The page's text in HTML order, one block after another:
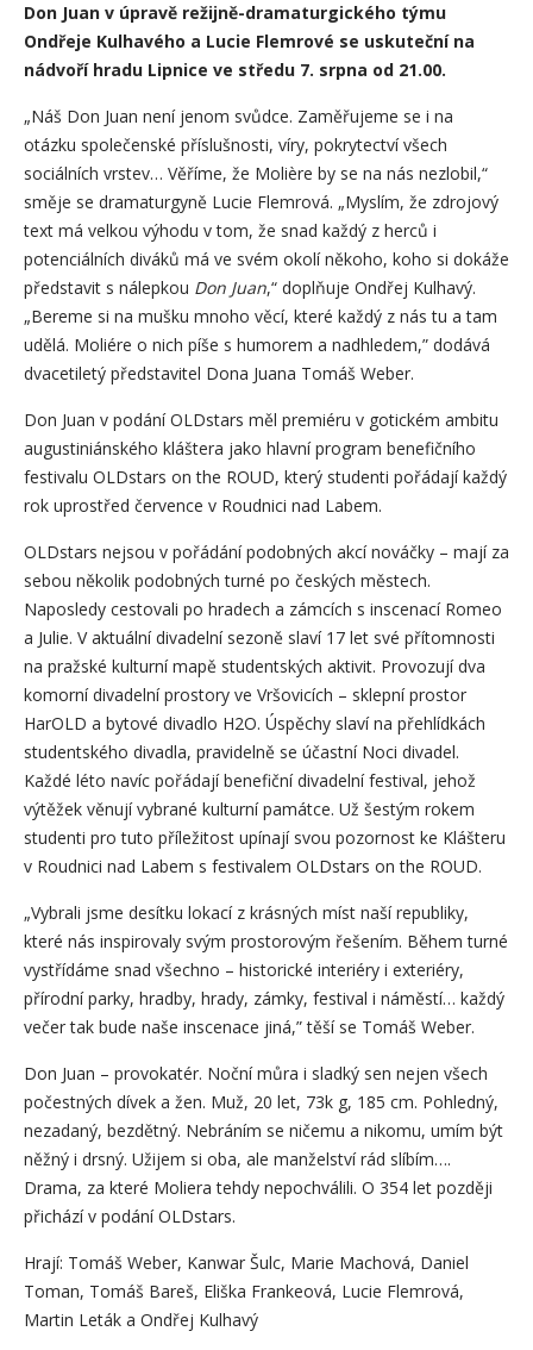
Don Juan v úpravě režijně-dramaturgického týmu
Ondřeje Kulhavého a Lucie Flemrové se uskuteční na
nádvoří hradu Lipnice ve středu 7. srpna od 21.00.
„Náš Don Juan není jenom svůdce. Zaměřujeme se i na
otázku společenské příslušnosti, víry, pokrytectví všech
sociálních vrstev… Věříme, že Molière by se na nás nezlobil,“
směje se dramaturgyně Lucie Flemrová. „Myslím, že zdrojový
text má velkou výhodu v tom, že snad každý z herců i
potenciálních diváků má ve svém okolí někoho, koho si dokáže
představit s nálepkou Don Juan,“ doplňuje Ondřej Kulhavý.
„Bereme si na mušku mnoho věcí, které každý z nás tu a tam
udělá. Moliére o nich píše s humorem a nadhledem,” dodává
dvacetiletý představitel Dona Juana Tomáš Weber.
Don Juan v podání OLDstars měl premiéru v gotickém ambitu
augustiniánského kláštera jako hlavní program benefičního
festivalu OLDstars on the ROUD, který studenti pořádají každý
rok uprostřed července v Roudnici nad Labem.
OLDstars nejsou v pořádání podobných akcí nováčky – mají za
sebou několik podobných turné po českých městech.
Naposledy cestovali po hradech a zámcích s inscenací Romeo
a Julie. V aktuální divadelní sezoně slaví 17 let své přítomnosti
na pražské kulturní mapě studentských aktivit. Provozují dva
komorní divadelní prostory ve Vršovicích – sklepní prostor
HarOLD a bytové divadlo H2O. Úspěchy slaví na přehlídkách
studentského divadla, pravidelně se účastní Noci divadel.
Každé léto navíc pořádají benefiční divadelní festival, jehož
výtěžek věnují vybrané kulturní památce. Už šestým rokem
studenti pro tuto příležitost upínají svou pozornost ke Klášteru
v Roudnici nad Labem s festivalem OLDstars on the ROUD.
„Vybrali jsme desítku lokací z krásných míst naší republiky,
které nás inspirovaly svým prostorovým řešením. Během turné
vystřídáme snad všechno – historické interiéry i exteriéry,
přírodní parky, hradby, hrady, zámky, festival i náměstí… každý
večer tak bude naše inscenace jiná,” těší se Tomáš Weber.
Don Juan – provokatér. Noční můra i sladký sen nejen všech
počestných dívek a žen. Muž, 20 let, 73k g, 185 cm. Pohledný,
nezadaný, bezdětný. Nebráním se ničemu a nikomu, umím být
něžný i drsný. Užijem si oba, ale manželství rád slíbím….
Drama, za které Moliera tehdy nepochválili. O 354 let později
přichází v podání OLDstars.
Hrají: Tomáš Weber, Kanwar Šulc, Marie Machová, Daniel
Toman, Tomáš Bareš, Eliška Frankeová, Lucie Flemrová,
Martin Leták a Ondřej Kulhavý